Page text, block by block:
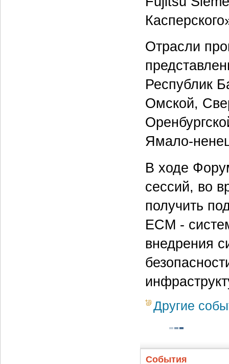
Отрасли
Республик
Омской,
Ямало-
В ходе
сессий, во
получить
ECM -
внедрения
Другие
События